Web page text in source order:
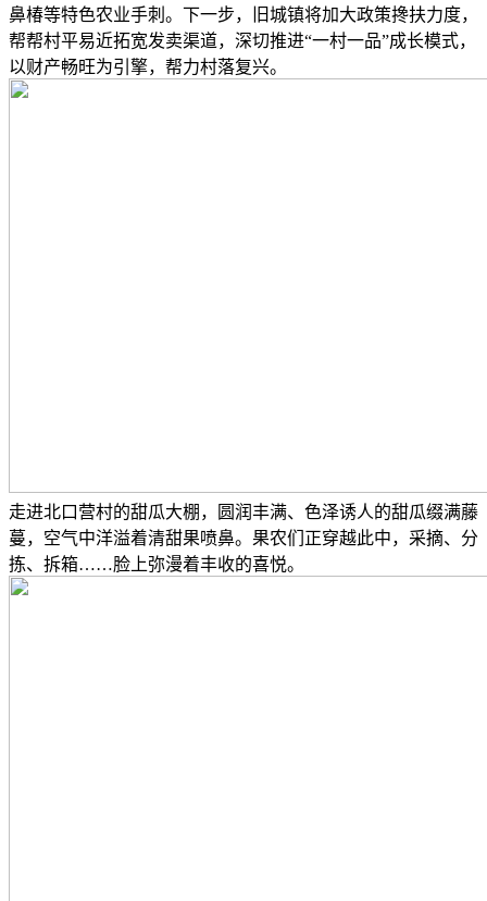
鼻椿等特色农业手刺。下一步，旧城镇将加大政策搀扶力度，
帮帮村平易近拓宽发卖渠道，深切推进“一村一品”成长模式，
以财产畅旺为引擎，帮力村落复兴。
走进北口营村的甜瓜大棚，圆润丰满、色泽诱人的甜瓜缀满藤
蔓，空气中洋溢着清甜果喷鼻。果农们正穿越此中，采摘、分
拣、拆箱……脸上弥漫着丰收的喜悦。